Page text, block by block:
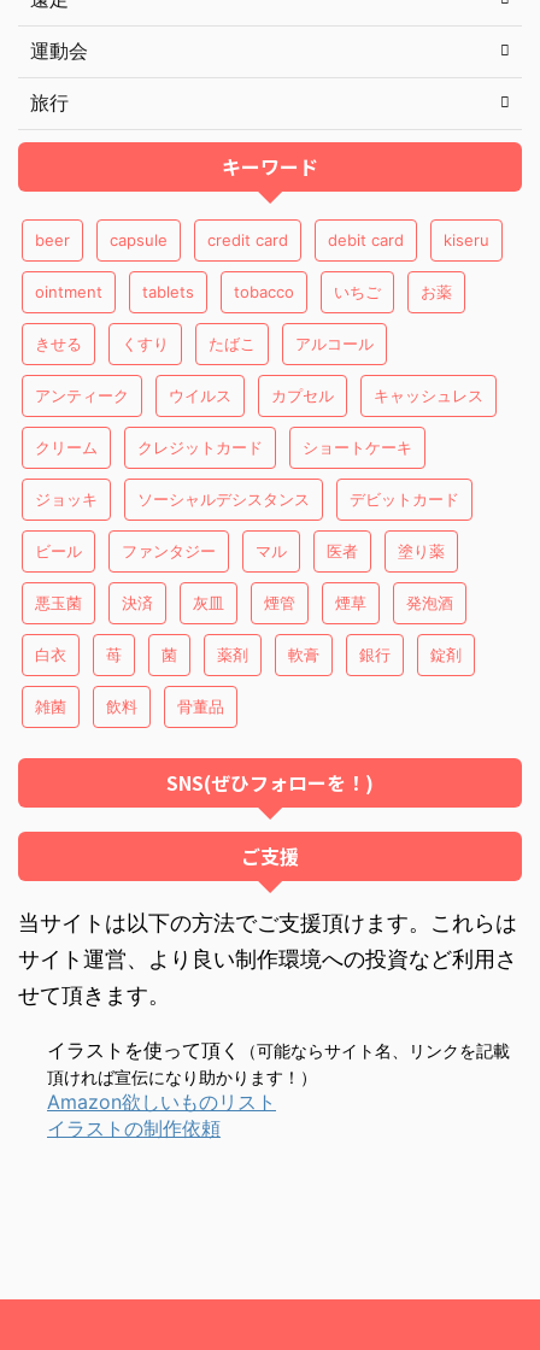
運動会
旅行
キーワード
beer capsule credit card debit card kiseru
ointment tablets tobacco いちご お薬
きせる くすり たばこ アルコール
アンティーク ウイルス カプセル キャッシュレス
クリーム クレジットカード ショートケーキ
ジョッキ ソーシャルデシスタンス デビットカード
ビール ファンタジー マル 医者 塗り薬
悪玉菌 決済 灰皿 煙管 煙草 発泡酒
白衣 苺 菌 薬剤 軟膏 銀行 錠剤
雑菌 飲料 骨董品
SNS(ぜひフォローを！)
ご支援
当サイトは以下の方法でご支援頂けます。これらは
サイト運営、より良い制作環境への投資など利用さ
せて頂きます。
イラストを使って頂く
（可能ならサイト名、リンクを記載
頂ければ宣伝になり助かります！）
Amazon欲しいものリスト
イラストの制作依頼